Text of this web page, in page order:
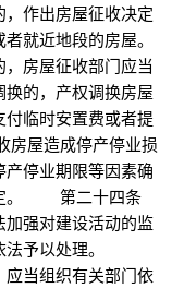
作出房屋征收决定
就近地段的房屋。
房屋征收部门应当
的，产权调换房屋
临时安置费或者提
屋造成停产停业损
停业期限等因素确
定。 第二十四条
强对建设活动的监
依法予以处理。
当组织有关部门依